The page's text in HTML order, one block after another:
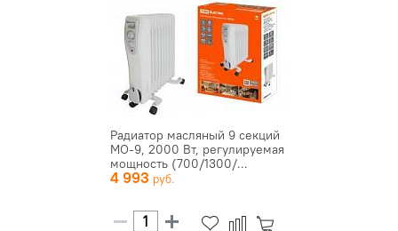
Радиатор масляный 9 секций
МО-9, 2000 Вт, регулируемая
мощность (700/1300/...
4 993